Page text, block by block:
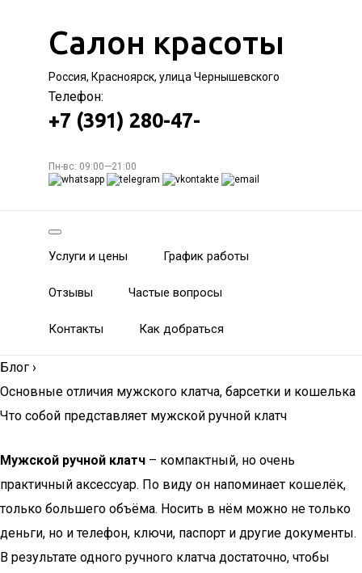
Салон красоты
Россия, Красноярск, улица Чернышевского
Телефон:
+7 (391) 280-47-
Пн-вс: 09:00—21:00
Услуги и цены График работы
Отзывы Частые вопросы
Контакты Как добраться
Блог ›
Основные отличия мужского клатча, барсетки и кошелька
Что собой представляет мужской ручной клатч
Мужской ручной клатч – компактный, но очень
практичный аксессуар. По виду он напоминает кошелёк,
только большего объёма. Носить в нём можно не только
деньги, но и телефон, ключи, паспорт и другие документы.
В результате одного ручного клатча достаточно, чтобы